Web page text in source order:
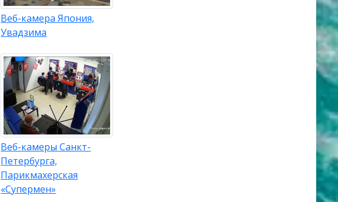
Веб-камера Япония,
Увадзима
Веб-камеры Санкт-
Петербурга,
Парикмахерская
«Супермен»